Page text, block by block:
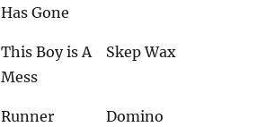
Has Gone
This Boy is A
Mess
Skep Wax
Runner Domino